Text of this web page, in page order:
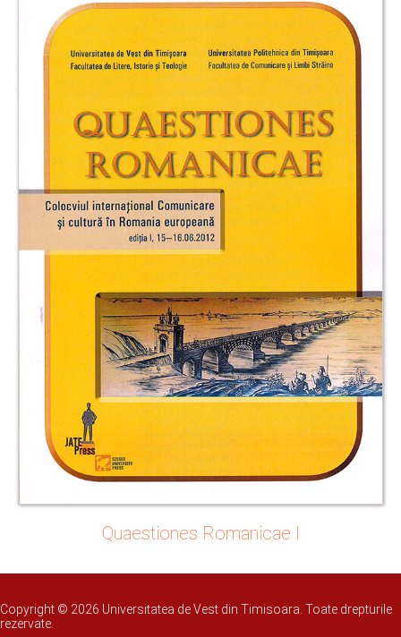
Quaestiones Romanicae I
Copyright © 2026 Universitatea de Vest din Timisoara. Toate drepturile
rezervate.